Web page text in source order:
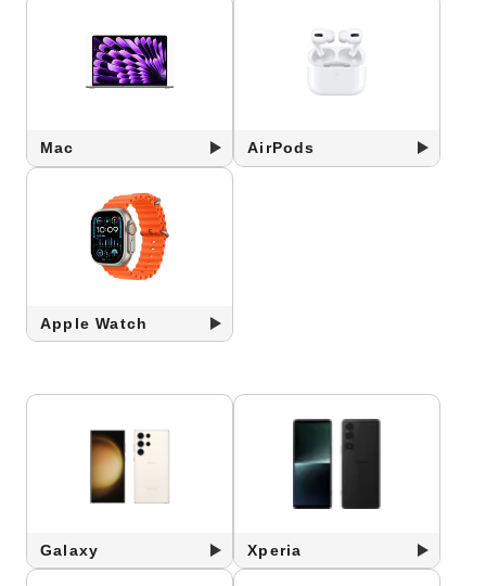
Mac AirPods
Apple Watch
Galaxy Xperia